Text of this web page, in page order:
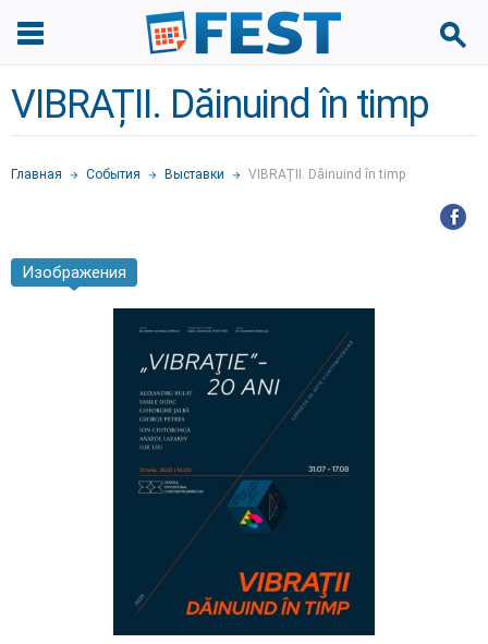
VIBRAȚII. Dăinuind în timp
Главная События Выставки VIBRAȚII. Dăinuind în timp
Изображения